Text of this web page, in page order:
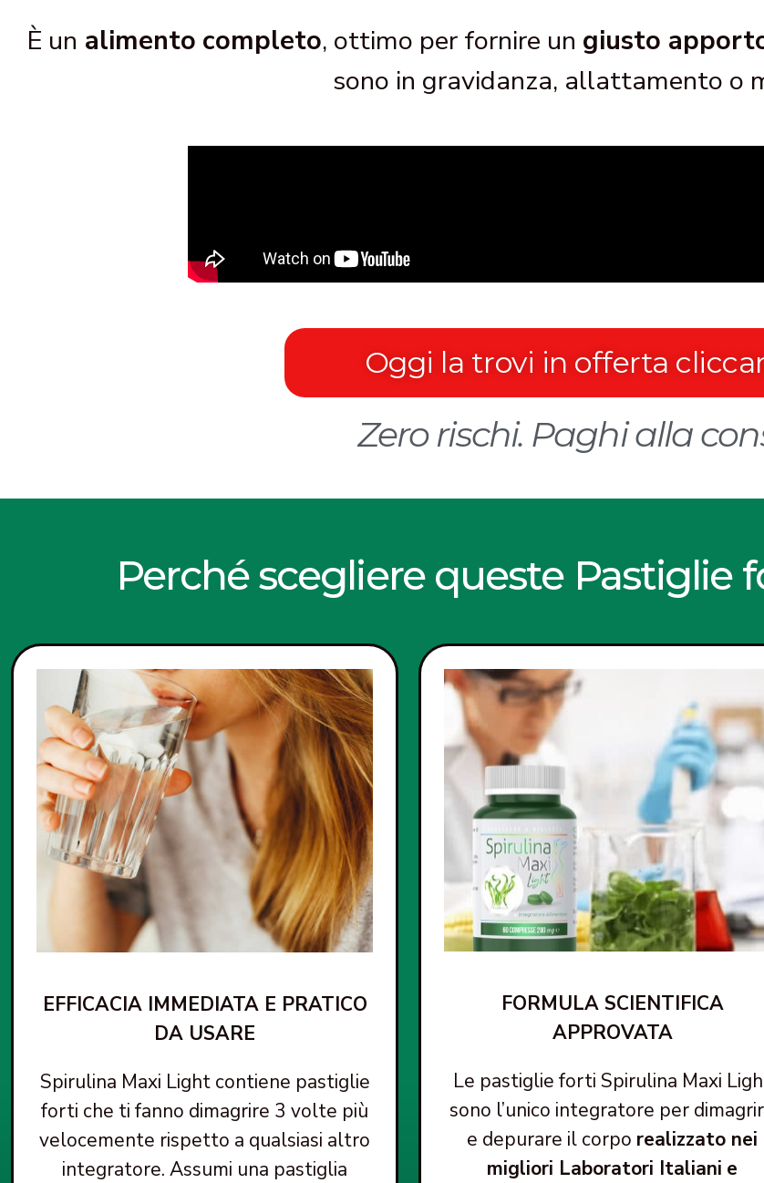
È un alimento completo, ottimo per fornire un giusto
sono in gravidanza, allattamento o
Oggi la trovi in offerta
Zero rischi. Paghi alla
Perché scegliere queste Pastiglie
EFFICACIA IMMEDIATA E PRATICO
DA USARE
Spirulina Maxi Light contiene pastiglie
forti che ti fanno dimagrire 3 volte più
velocemente rispetto a qualsiasi altro
integratore.Assumi una pastiglia
FORMULA SCIENTIFICA
APPROVATA
Le pastiglie forti Spirulina Maxi
sono l’unico integratore per
e depurare il corpo realizzato nei
migliori Laboratori Italiani e